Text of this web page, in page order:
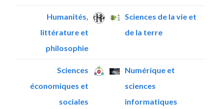
Humanités,
littérature et
philosophie
Sciences de la vie et
de la terre
Sciences
économiques et
sociales
Numérique et
sciences
informatiques